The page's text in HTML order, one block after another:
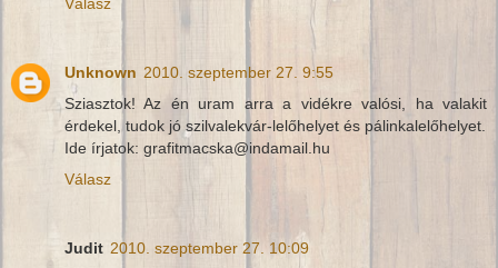
Unknown 2010. szeptember 27. 9:55
Sziasztok! Az én uram arra a vidékre valósi, ha valakit
érdekel, tudok jó szilvalekvár-lelőhelyet és pálinkalelőhelyet.
Ide írjatok: grafitmacska@indamail.hu
Válasz
Judit 2010. szeptember 27. 10:09